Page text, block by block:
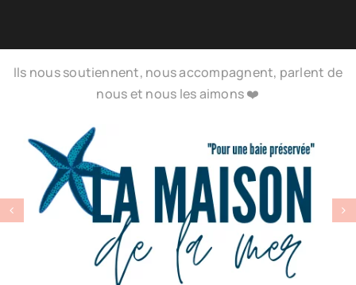
Ils nous soutiennent, nous accompagnent, parlent de
nous et nous les aimons ❤️